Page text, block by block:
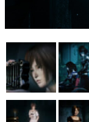
マンガ
女性向け
アプリレビュー